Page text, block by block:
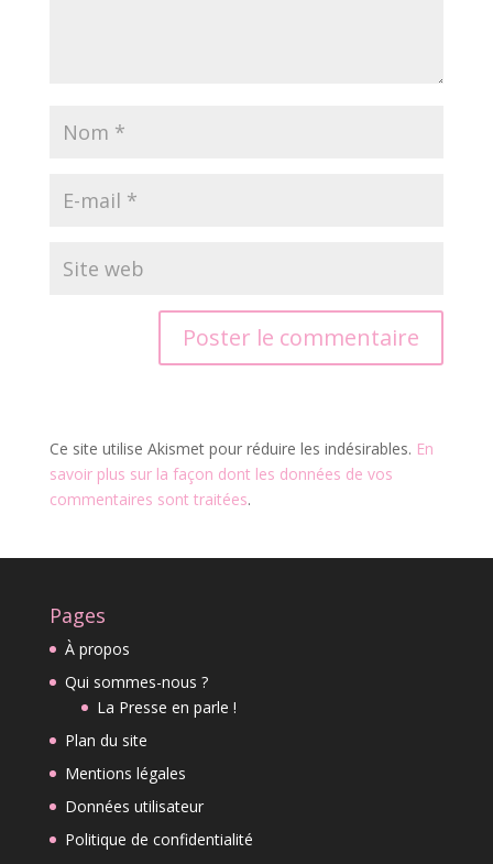
Ce site utilise Akismet pour réduire les indésirables. En
savoir plus sur la façon dont les données de vos
commentaires sont traitées.
Pages
À propos
Qui sommes-nous ?
La Presse en parle !
Plan du site
Mentions légales
Données utilisateur
Politique de confidentialité